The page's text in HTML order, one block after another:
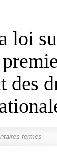
loi
des
fermés